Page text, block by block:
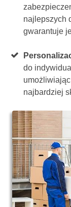
najlepszych
gwarantuje
do
najbardziej